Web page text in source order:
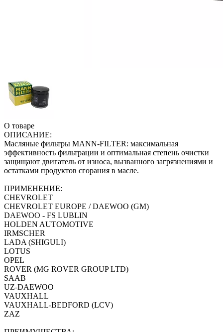
О товаре
ОПИСАНИЕ:
Масляные фильтры MANN-FILTER: максимальная
эффективность фильтрации и оптимальная степень очистки
защищают двигатель от износа, вызванного загрязнениями и
остатками продуктов сгорания в масле.
ПРИМЕНЕНИЕ:
CHEVROLET
CHEVROLET EUROPE / DAEWOO (GM)
DAEWOO - FS LUBLIN
HOLDEN AUTOMOTIVE
IRMSCHER
LADA (SHIGULI)
LOTUS
OPEL
ROVER (MG ROVER GROUP LTD)
SAAB
UZ-DAEWOO
VAUXHALL
VAUXHALL-BEDFORD (LCV)
ZAZ